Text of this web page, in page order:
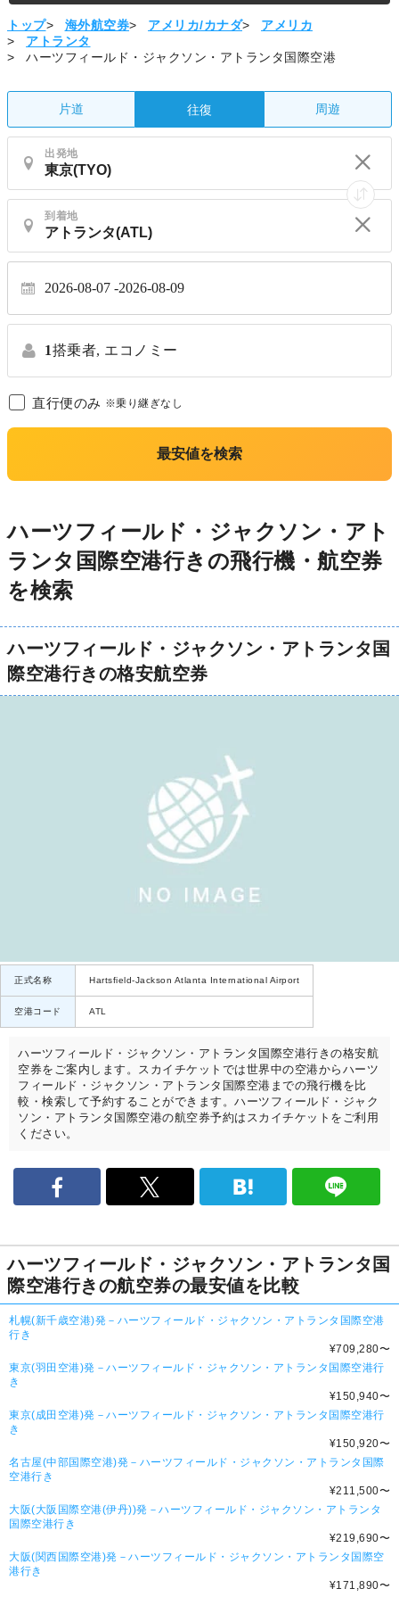
トップ> 海外航空券> アメリカ/カナダ>
アメリカ
>
アトランタ
>
ハーツフィールド・ジャクソン・アトランタ国際空港
片道 往復 周遊
出発地
到着地
2026-08-07 2026-08-09
1搭乗者, エコノミー
直行便のみ ※乗り継ぎなし
最安値を検索
ハーツフィールド・ジャクソン・アト
ランタ国際空港行きの飛行機・航空券
を検索
ハーツフィールド・ジャクソン・アトランタ国
際空港行きの格安航空券
正式名称 Hartsfield-Jackson Atlanta International Airport
空港コード ATL
ハーツフィールド・ジャクソン・アトランタ国際空港行きの格安航
空券をご案内します。スカイチケットでは世界中の空港からハーツ
フィールド・ジャクソン・アトランタ国際空港までの飛行機を比
較・検索して予約することができます。ハーツフィールド・ジャク
ソン・アトランタ国際空港の航空券予約はスカイチケットをご利用
ください。
ハーツフィールド・ジャクソン・アトランタ国
際空港行きの航空券の最安値を比較
札幌(新千歳空港)発－ハーツフィールド・ジャクソン・アトランタ国際空港
行き
¥709,280〜
東京(羽田空港)発－ハーツフィールド・ジャクソン・アトランタ国際空港行
き
¥150,940〜
東京(成田空港)発－ハーツフィールド・ジャクソン・アトランタ国際空港行
き
¥150,920〜
名古屋(中部国際空港)発－ハーツフィールド・ジャクソン・アトランタ国際
空港行き
¥211,500〜
大阪(大阪国際空港(伊丹))発－ハーツフィールド・ジャクソン・アトランタ
国際空港行き
¥219,690〜
大阪(関西国際空港)発－ハーツフィールド・ジャクソン・アトランタ国際空
港行き
¥171,890〜